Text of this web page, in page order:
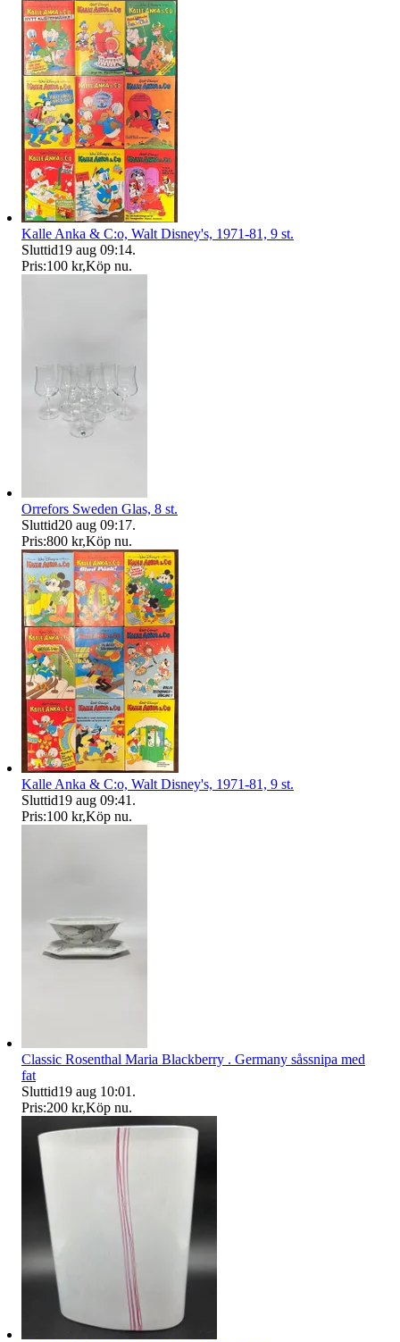
Kalle Anka & C:o, Walt Disney's, 1971-81, 9 st.
Sluttid19 aug 09:14.
Pris:100 kr,Köp nu.
Orrefors Sweden Glas, 8 st.
Sluttid20 aug 09:17.
Pris:800 kr,Köp nu.
Kalle Anka & C:o, Walt Disney's, 1971-81, 9 st.
Sluttid19 aug 09:41 .
Pris:100 kr,Köp nu.
Classic Rosenthal Maria Blackberry . Germany såssnipa med
fat
Sluttid19 aug 10:01 .
Pris:200 kr,Köp nu.